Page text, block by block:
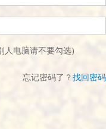
人电脑请不要勾选)
忘记密码了？ 找回密码